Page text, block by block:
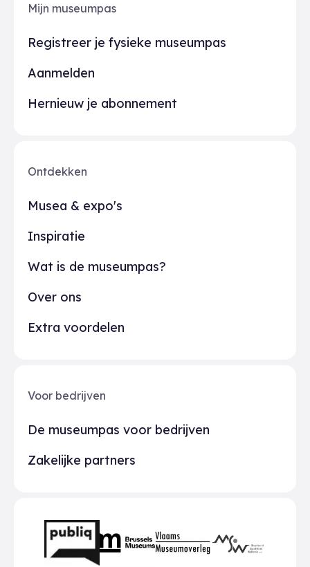
Ontdekken
Musea & expo's
Inspiratie
Wat is de museumpas?
Over ons
Extra voordelen
Voor bedrijven
De museumpas voor bedrijven
Zakelijke partners
Mijn museumpas
Registreer je fysieke museumpas
Aanmelden
Hernieuw je abonnement
Partners